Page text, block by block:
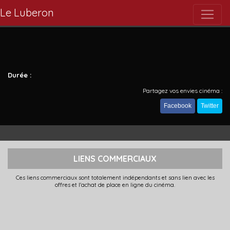
Le Luberon
Durée :
Partagez vos envies cinéma :
Facebook Twitter
LIENS COMMERCIAUX
Ces liens commerciaux sont totalement indépendants et sans lien avec les
offres et l'achat de place en ligne du cinéma.